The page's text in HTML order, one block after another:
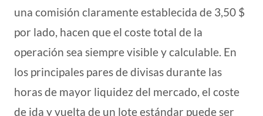
una comisión claramente establecida de 3,50 $
por lado, hacen que el coste total de la
operación sea siempre visible y calculable. En
los principales pares de divisas durante las
horas de mayor liquidez del mercado, el coste
de ida y vuelta de un lote estándar puede ser